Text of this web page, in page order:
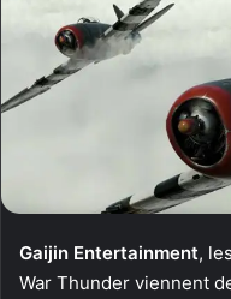
Gaijin Entertainment,
War Thunder viennent